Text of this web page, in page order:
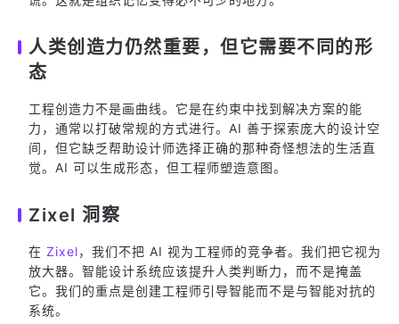
人类创造力仍然重要，但它需要不同的形
态
工程创造力不是画曲线。它是在约束中找到解决方案的能
力，通常以打破常规的方式进行。AI 善于探索庞大的设计空
间，但它缺乏帮助设计师选择正确的那种奇怪想法的生活直
觉。AI 可以生成形态，但工程师塑造意图。
Zixel 洞察
在 Zixel，我们不把 AI 视为工程师的竞争者。我们把它视为
放大器。智能设计系统应该提升人类判断力，而不是掩盖
它。我们的重点是创建工程师引导智能而不是与智能对抗的
系统。